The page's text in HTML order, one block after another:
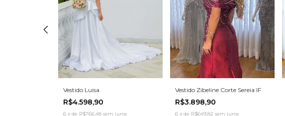
Vestido Luisa
R$4.598,90
6 x de R$766,48 sem juros
Vestido Zibeline Corte Sereia IF
R$3.898,90
6 x de R$649,82 sem juros